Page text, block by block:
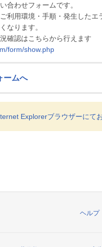
合わせフォームです。
利用環境・手順・発生した
なります。
確認はこちらから行えます
form/show.php
ームへ
Explorerブラウザーにて
ヘルプ